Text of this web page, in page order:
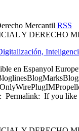
Mercantil RSS
Y DERECHO
en Espanyol
If you like